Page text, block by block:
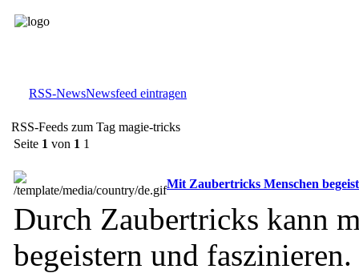
RSS-NewsNewsfeed eintragen
RSS-Feeds zum Tag magie-tricks
Seite 1 von 1 1
Mit Zaubertricks Menschen
Durch Zaubertricks kann
begeistern und